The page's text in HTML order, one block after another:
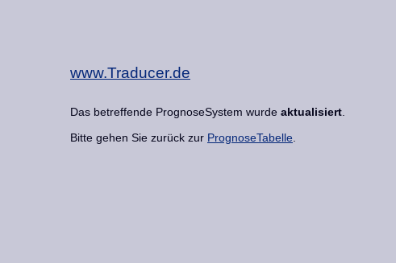
www.Traducer.de
Das betreffende PrognoseSystem wurde aktualisiert
Bitte gehen Sie zurück zur PrognoseTabelle